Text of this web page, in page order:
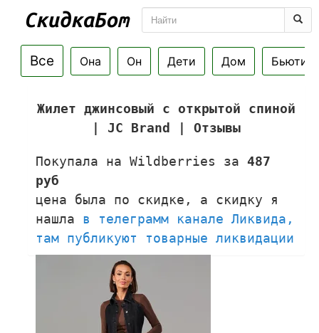
Все Она Он Дети Дом Бьюти
Жилет джинсовый с открытой спиной
| JC Brand | Отзывы
Покупала на Wildberries за 487
руб
цена была по скидке, а скидку я
нашла в телеграмм канале Ликвида,
там публикуют товарные ликвидации